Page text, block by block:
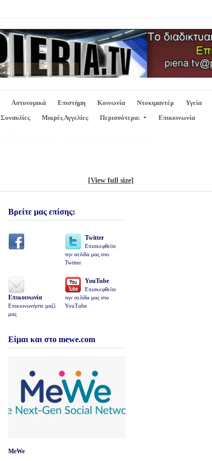
Αστυνομικά Επιστήμη Κοινωνία Ντοκιμαντέρ Υγεία
Συναυλίες Μικρές Αγγελίες Περισσότερα: Επικοινωνία
[View full size]
Βρείτε μας επίσης:
Twitter
Επισκεφθείτε
την σελίδα μας στο
Twitter
Επικοινωνία
Επικοινωνήστε μαζί
μας
YouTube
Επισκεφθείτε
την σελίδα μας στο
YouTube
Είμαι και στο mewe.com
MeWe